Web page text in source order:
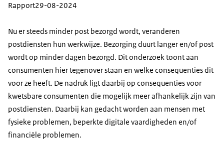
Rapport29-08-2024
Nu er steeds minder post bezorgd wordt, veranderen
postdiensten hun werkwijze. Bezorging duurt langer en/of post
wordt op minder dagen bezorgd. Dit onderzoek toont aan
consumenten hier tegenover staan en welke consequenties dit
voor ze heeft. De nadruk ligt daarbij op consequenties voor
kwetsbare consumenten die mogelijk meer afhankelijk zijn van
postdiensten. Daarbij kan gedacht worden aan mensen met
fysieke problemen, beperkte digitale vaardigheden en/of
financiële problemen.